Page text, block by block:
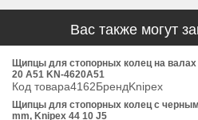
Вас также могут
Щипцы для стопорных колец на
20 A51 KN-4620A51
Код товара4162БрендKnipex
Щипцы для стопорных колец с
mm, Knipex 44 10 J5